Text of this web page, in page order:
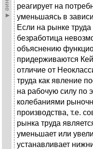
реагирует на
уменьшаясь в
Если на рынке
безработица
объяснению
придерживаются
отличие от
труда как явление
на рабочую силу по
колебаниями
производства, т.е.
рынка труда
уменьшает или
устанавливает